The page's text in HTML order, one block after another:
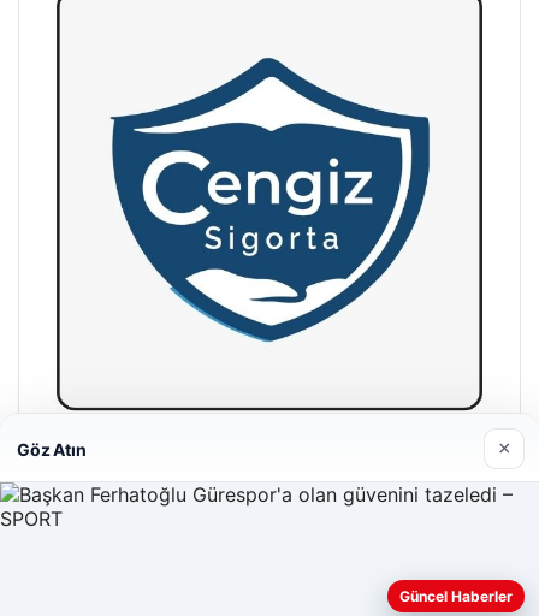
Hastaş Beton
26/05/2026
Göz Atın ×
Güncel Haberler